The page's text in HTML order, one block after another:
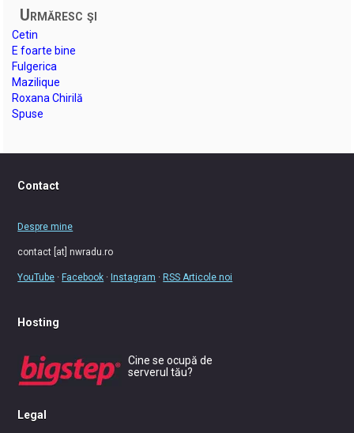
Urmăresc şi
Cetin
E foarte bine
Fulgerica
Mazilique
Roxana Chirilă
Spuse
Contact
Despre mine
contact [at] nwradu.ro
YouTube ·Facebook ·Instagram ·RSS Articole noi
Hosting
Cine se ocupă de
serverul tău?
Legal